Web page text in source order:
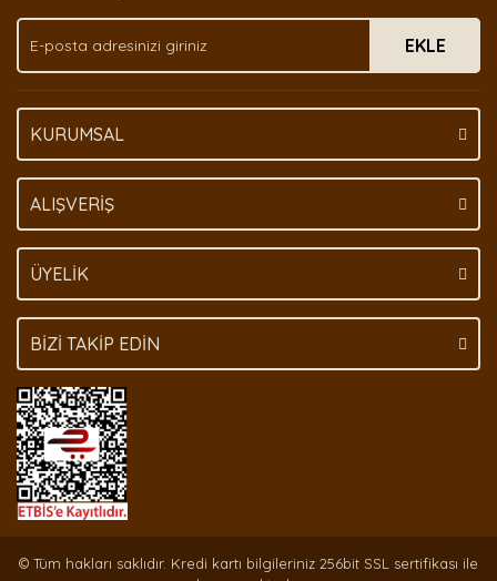
EKLE
KURUMSAL
ALIŞVERİŞ
ÜYELİK
BİZİ TAKİP EDİN
© Tüm hakları saklıdır. Kredi kartı bilgileriniz 256bit SSL sertifikası ile